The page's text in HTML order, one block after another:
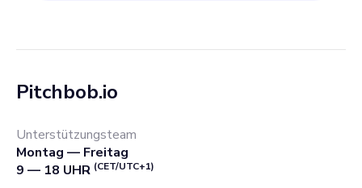
Pitchbob.io
Unterstützungsteam
Montag — Freitag
9 — 18 UHR (CET/UTC+1)